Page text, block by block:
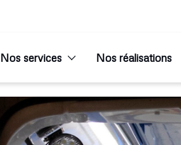
Nos services Nos réalisations